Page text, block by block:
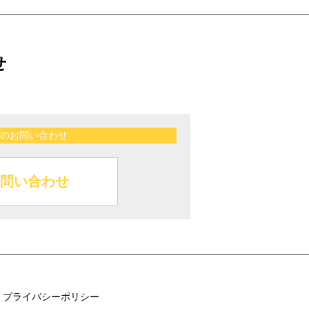
お問い合わせ
い合わせ
プライバシーポリシー